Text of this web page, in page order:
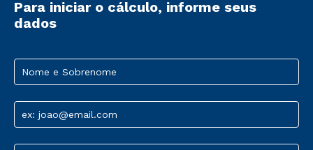
Para iniciar o cálculo, informe seus
dados
Nome e Sobrenome
ex: joao@email.com